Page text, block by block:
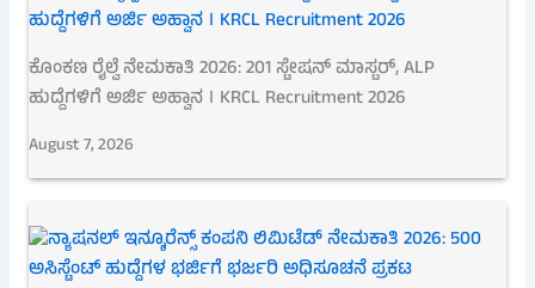
ಕೊಂಕಣ ರೈಲ್ವೆ ನೇಮಕಾತಿ 2026: 201 ಸ್ಟೇಷನ್ ಮಾಸ್ಟರ್, ALP
ಹುದ್ದೆಗಳಿಗೆ ಅರ್ಜಿ ಅಹ್ವಾನ । KRCL Recruitment 2026
August 7, 2026